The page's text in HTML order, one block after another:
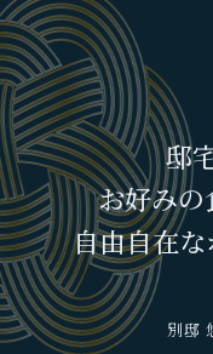
邸
お好みの
自由自在な
別邸